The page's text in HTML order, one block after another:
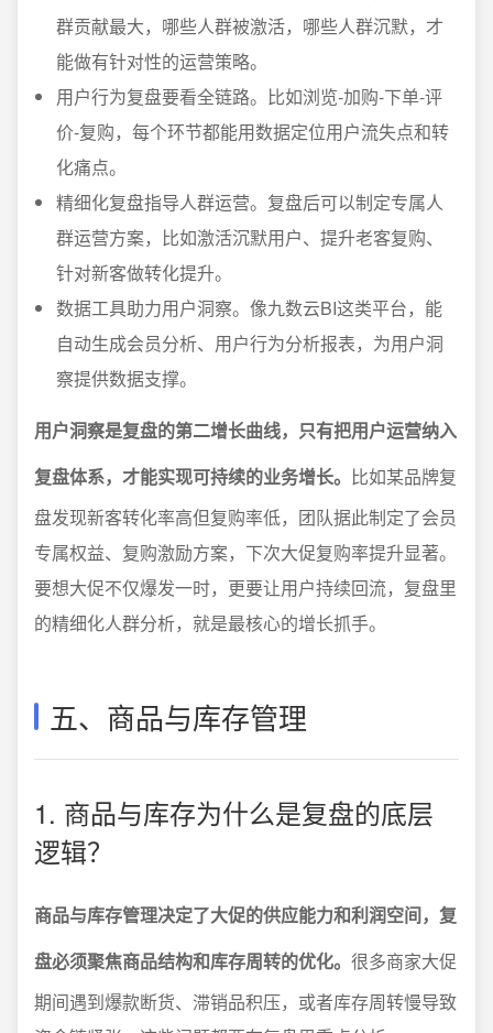
群贡献最大，哪些人群被激活，哪些人群沉默，才
能做有针对性的运营策略。
用户行为复盘要看全链路。比如浏览-加购-下单-评
价-复购，每个环节都能用数据定位用户流失点和转
化痛点。
精细化复盘指导人群运营。复盘后可以制定专属人
群运营方案，比如激活沉默用户、提升老客复购、
针对新客做转化提升。
数据工具助力用户洞察。像九数云BI这类平台，能
自动生成会员分析、用户行为分析报表，为用户洞
察提供数据支撑。
用户洞察是复盘的第二增长曲线，只有把用户运营纳入
复盘体系，才能实现可持续的业务增长。 比如某品牌复
盘发现新客转化率高但复购率低，团队据此制定了会员
专属权益、复购激励方案，下次大促复购率提升显著。
要想大促不仅爆发一时，更要让用户持续回流，复盘里
的精细化人群分析，就是最核心的增长抓手。
五、商品与库存管理
1. 商品与库存为什么是复盘的底层
逻辑？
商品与库存管理决定了大促的供应能力和利润空间，复
盘必须聚焦商品结构和库存周转的优化。 很多商家大促
期间遇到爆款断货、滞销品积压，或者库存周转慢导致